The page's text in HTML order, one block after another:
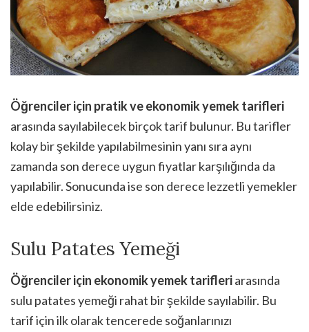
Öğrenciler için pratik ve ekonomik yemek tarifleri
arasında sayılabilecek birçok tarif bulunur. Bu tarifler
kolay bir şekilde yapılabilmesinin yanı sıra aynı
zamanda son derece uygun fiyatlar karşılığında da
yapılabilir. Sonucunda ise son derece lezzetli yemekler
elde edebilirsiniz.
Sulu Patates Yemeği
Öğrenciler için ekonomik yemek tarifleriarasında
sulu patates yemeği rahat bir şekilde sayılabilir. Bu
tarif için ilk olarak tencerede soğanlarınızı